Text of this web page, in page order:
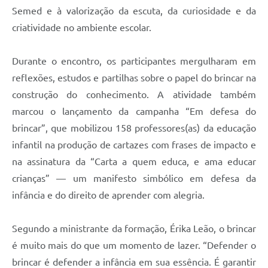
Semed e à valorização da escuta, da curiosidade e da
criatividade no ambiente escolar.
Durante o encontro, os participantes mergulharam em
reflexões, estudos e partilhas sobre o papel do brincar na
construção do conhecimento. A atividade também
marcou o lançamento da campanha “Em defesa do
brincar”, que mobilizou 158 professores(as) da educação
infantil na produção de cartazes com frases de impacto e
na assinatura da “Carta a quem educa, e ama educar
crianças” — um manifesto simbólico em defesa da
infância e do direito de aprender com alegria.
Segundo a ministrante da formação, Érika Leão, o brincar
é muito mais do que um momento de lazer. “Defender o
brincar é defender a infância em sua essência. É garantir